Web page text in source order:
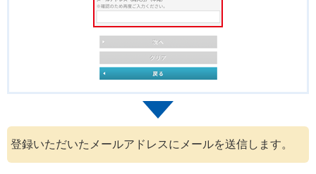
登録いただいたメールアドレスにメールを送信します。